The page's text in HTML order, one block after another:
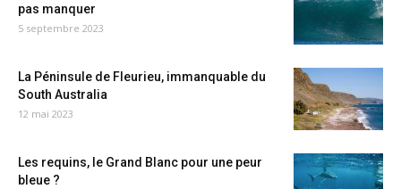
pas manquer
5 septembre 2023
La Péninsule de Fleurieu, immanquable du
South Australia
12 mai 2023
Les requins, le Grand Blanc pour une peur
bleue ?